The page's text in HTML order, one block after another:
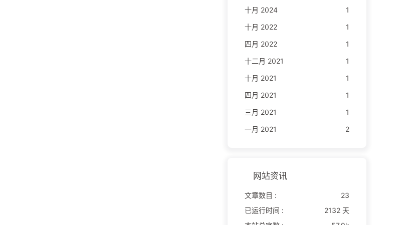
十月 2024
1
十月 2022
1
四月 2022
1
十二月 2021
1
十月 2021
1
四月 2021
1
三月 2021
1
一月 2021
2
网站资讯
文章数目 :
23
已运行时间 :
2132 天